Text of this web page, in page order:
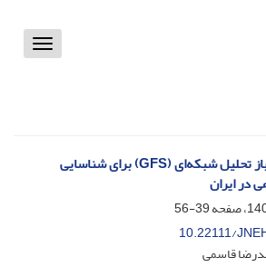
Toggle
بررسی عملکرد داده‌‌های باز تحلیل شبکه‌‌ای (GFS) برای شناسایی
در ایران
39-56
10.22111/
قاسمی